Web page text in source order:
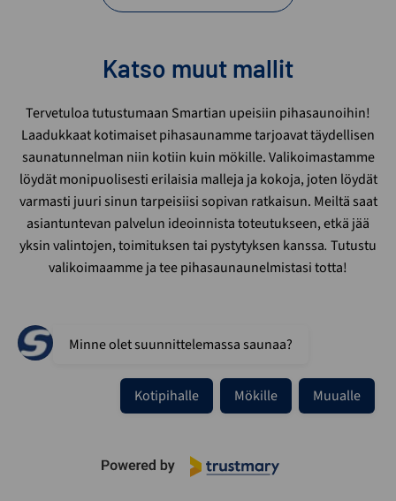
Katso muut mallit
Tervetuloa tutustumaan Smartian upeisiin pihasaunoihin!
Laadukkaat kotimaiset pihasaunamme tarjoavat täydellisen
saunatunnelman niin kotiin kuin mökille. Valikoimastamme
löydät monipuolisesti erilaisia malleja ja kokoja, joten löydät
varmasti juuri sinun tarpeisiisi sopivan ratkaisun. Meiltä saat
asiantuntevan palvelun ideoinnista toteutukseen, etkä jää
yksin valintojen, toimituksen tai pystytyksen kanssa. Tutustu
valikoimaamme ja tee pihasaunaunelmistasi totta!
Minne olet suunnittelemassa saunaa?
Kotipihalle Mökille Muualle